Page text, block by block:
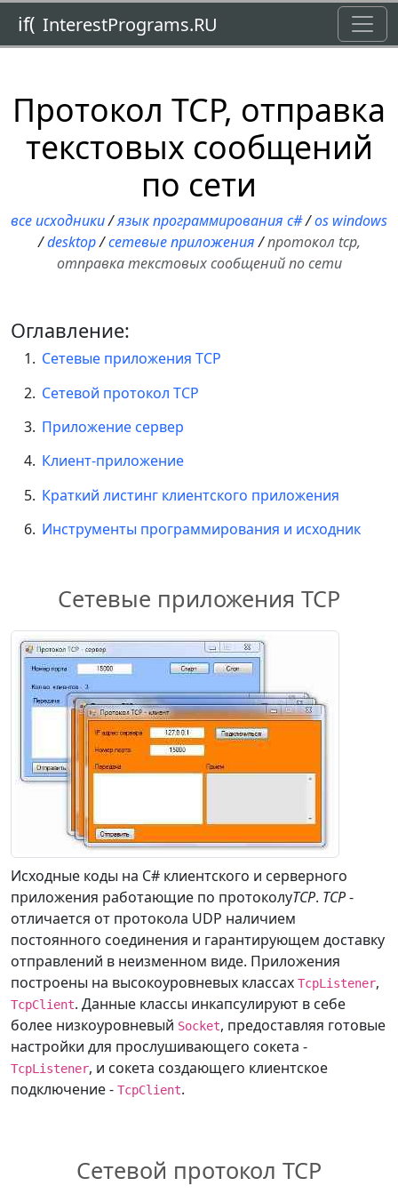
if( InterestPrograms.RU
Протокол TCP, отправка
текстовых сообщений
по сети
все исходники/язык программирования c#/os windows
/desktop/сетевые приложения/протокол tcp,
отправка текстовых сообщений по сети
Оглавление:
Сетевые приложения TCP
Сетевой протокол TCP
Приложение сервер
Клиент-приложение
Краткий листинг клиентского приложения
Инструменты программирования и исходник
Сетевые приложения TCP
Исходные коды на C# клиентского и серверного
приложения работающие по протоколуTCP. TCP-
отличается от протокола UDP наличием
постоянного соединения и гарантирующем доставку
отправлений в неизменном виде. Приложения
построены на высокоуровневых классах TcpListener,
TcpClient. Данные классы инкапсулируют в себе
более низкоуровневый Socket, предоставляя готовые
настройки для прослушивающего сокета -
TcpListener, и сокета создающего клиентское
подключение - TcpClient.
Сетевой протокол TCP